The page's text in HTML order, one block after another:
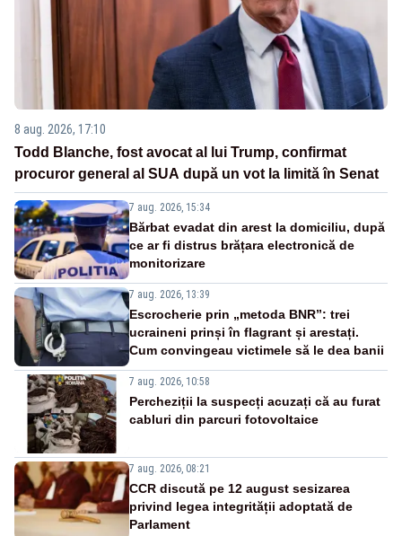
8 aug. 2026, 17:10
Todd Blanche, fost avocat al lui Trump, confirmat
procuror general al SUA după un vot la limită în Senat
7 aug. 2026, 15:34
Bărbat evadat din arest la domiciliu, după
ce ar fi distrus brățara electronică de
monitorizare
7 aug. 2026, 13:39
Escrocherie prin „metoda BNR”: trei
ucraineni prinși în flagrant și arestați.
Cum convingeau victimele să le dea banii
7 aug. 2026, 10:58
Percheziții la suspecți acuzați că au furat
cabluri din parcuri fotovoltaice
7 aug. 2026, 08:21
CCR discută pe 12 august sesizarea
privind legea integrității adoptată de
Parlament